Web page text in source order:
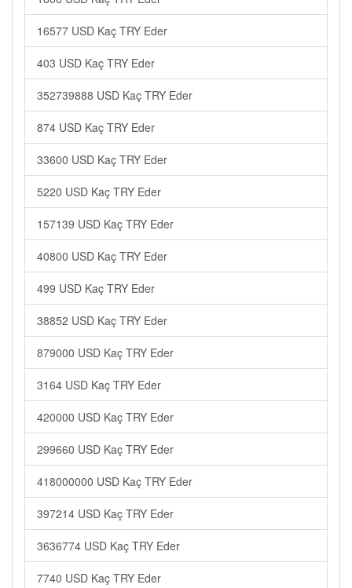
16577 USD Kaç TRY Eder
403 USD Kaç TRY Eder
352739888 USD Kaç TRY Eder
874 USD Kaç TRY Eder
33600 USD Kaç TRY Eder
5220 USD Kaç TRY Eder
157139 USD Kaç TRY Eder
40800 USD Kaç TRY Eder
499 USD Kaç TRY Eder
38852 USD Kaç TRY Eder
879000 USD Kaç TRY Eder
3164 USD Kaç TRY Eder
420000 USD Kaç TRY Eder
299660 USD Kaç TRY Eder
418000000 USD Kaç TRY Eder
397214 USD Kaç TRY Eder
3636774 USD Kaç TRY Eder
7740 USD Kaç TRY Eder